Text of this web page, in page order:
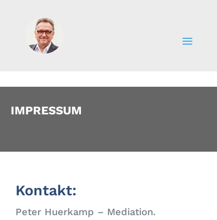
IMPRESSUM
Kontakt:
Peter Huerkamp – Mediation.